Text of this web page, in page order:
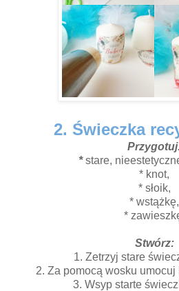
2. Świeczka
*stare,
* knot,
* słoik,
* wstążkę,
*
Stwórz:
1. Zetrzyj stare
2. Za pomocą wosku umocuj
3. Wsyp starte